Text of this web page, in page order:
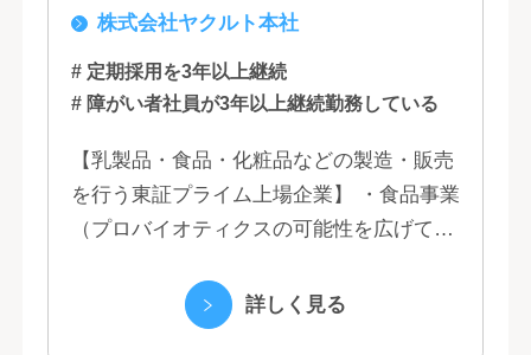
岡, 大阪, 兵庫, 福岡, 佐賀
株式会社ヤクルト本社
# 定期採用を3年以上継続
# 障がい者社員が3年以上継続勤務している
【乳製品・食品・化粧品などの製造・販売
を行う東証プライム上場企業】 ・食品事業
（プロバイオティクスの可能性を広げてい
る優れた機能性飲料） ・国際事業（40の
詳しく見る